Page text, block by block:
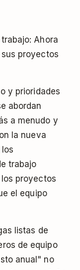
Ahora
proyectos
y prioridades
abordan
a menudo y
la nueva
trabajo
proyectos
el equipo
listas de
de equipo
anual" no